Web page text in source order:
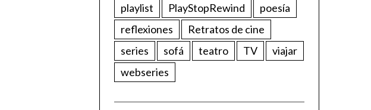
playlist
PlayStopRewind
poesía
reflexiones
Retratos de cine
series
sofá teatro TV
viajar
webseries